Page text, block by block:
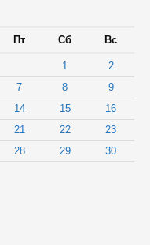
Пт Сб Вс
1
2
7 8
9
14 15
16
21 22
23
28 29 30